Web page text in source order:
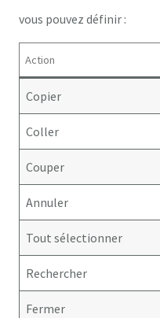
vous pouvez définir :
Action
Copier
Coller
Couper
Annuler
Tout sélectionner
Rechercher
Fermer